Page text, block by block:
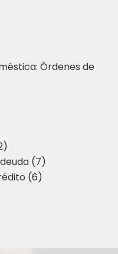
Órdenes de
(7)
(6)